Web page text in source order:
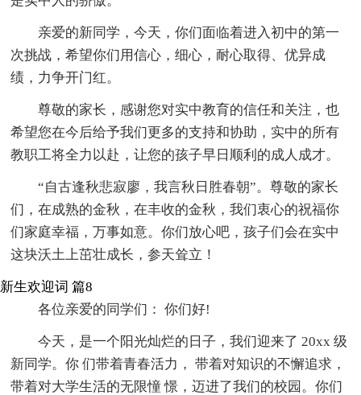
亲爱的新同学，今天，你们面临着进入初中的第一
次挑战，希望你们用信心，细心，耐心取得、优异成
绩，力争开门红。
尊敬的家长，感谢您对实中教育的信任和关注，也
希望您在今后给予我们更多的支持和协助，实中的所有
教职工将全力以赴，让您的孩子早日顺利的成人成才。
“自古逢秋悲寂廖，我言秋日胜春朝”。尊敬的家长
们，在成熟的金秋，在丰收的金秋，我们衷心的祝福你
们家庭幸福，万事如意。你们放心吧，孩子们会在实中
这块沃土上茁壮成长，参天耸立！
新生欢迎词 篇8
各位亲爱的同学们： 你们好!
今天，是一个阳光灿烂的日子，我们迎来了 20xx 级
新同学。你 们带着青春活力， 带着对知识的不懈追求，
带着对大学生活的无限憧 憬，迈进了我们的校园。你们